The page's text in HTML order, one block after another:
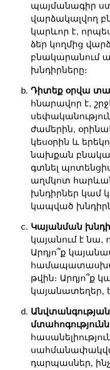
պայմանագիր
վարձակալվող
կարևոր է,
ձեր կողմից
բնակարանում
խնդիրները։
Դիտեք օրվա
հնարավոր է,
ժամերին,
կեսօրին և
նախքան
գտնել
աղմկոտ
խնդիրներ կամ
կապված
Կայանման
կայանում է նա,
Արդյո՞ք
թվին։ Արդյո՞ք
կայանատեղեր,
դարպասներ,